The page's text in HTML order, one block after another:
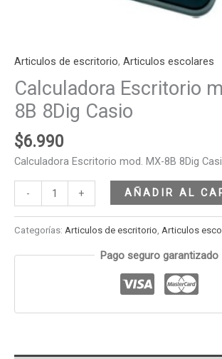
Articulos de escritorio, Articulos escolares
Calculadora Escritorio
8B 8Dig Casio
$6.990
Calculadora Escritorio mod. MX-8B 8Dig
- + AÑADIR AL
Categorías: Articulos de escritorio, Articulos
Pago seguro garantizado